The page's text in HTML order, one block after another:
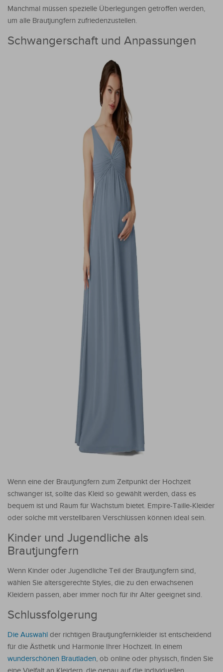
Manchmal müssen spezielle Überlegungen getroffen werden,
um alle Brautjungfern zufriedenzustellen.
Schwangerschaft und Anpassungen
Wenn eine der Brautjungfern zum Zeitpunkt der Hochzeit
schwanger ist, sollte das Kleid so gewählt werden, dass es
bequem ist und Raum für Wachstum bietet. Empire-Taille-Kleider
oder solche mit verstellbaren Verschlüssen können ideal sein.
Kinder und Jugendliche als
Brautjungfern
Wenn Kinder oder Jugendliche Teil der Brautjungfern sind,
wählen Sie altersgerechte Styles, die zu den erwachsenen
Kleidern passen, aber immer noch für ihr Alter geeignet sind.
Schlussfolgerung
Die Auswahl der richtigen Brautjungfernkleider ist entscheidend
für die Ästhetik und Harmonie Ihrer Hochzeit. In einem
wunderschönen Brautladen, ob online oder physisch, finden Sie